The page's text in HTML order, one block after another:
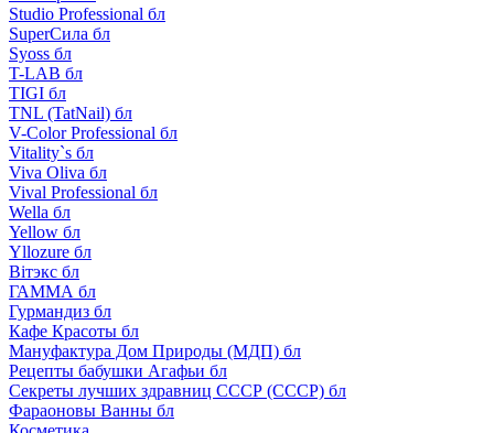
Studio Professional бл
SuperСила бл
Syoss бл
T-LAB бл
TIGI бл
TNL (TatNail) бл
V-Color Professional бл
Vitality`s бл
Viva Oliva бл
Vival Professional бл
Wella бл
Yellow бл
Yllozure бл
Вiтэкс бл
ГАММА бл
Гурмандиз бл
Кафе Красоты бл
Мануфактура Дом Природы (МДП) бл
Рецепты бабушки Агафьи бл
Секреты лучших здравниц СССР (СССР) бл
Фараоновы Ванны бл